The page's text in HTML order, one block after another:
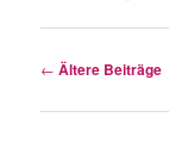
Beitragsnavigation
← Ältere Beiträge